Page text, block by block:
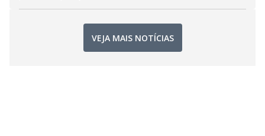
VEJA MAIS NOTÍCIAS